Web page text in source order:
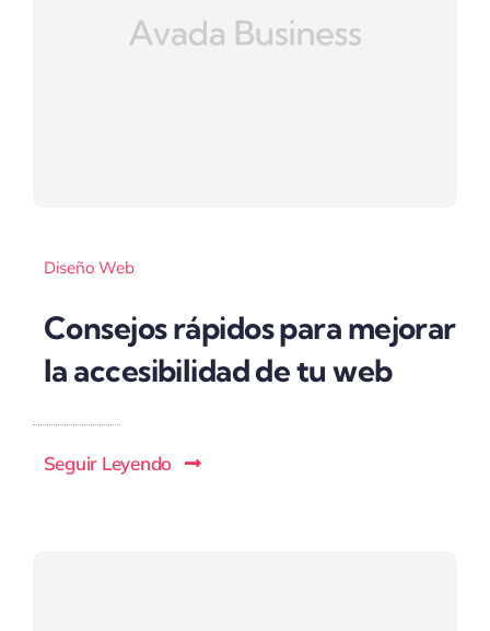
Diseño Web
Consejos rápidos para mejorar
la accesibilidad de tu web
Seguir Leyendo